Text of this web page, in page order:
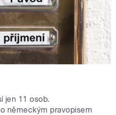
jen 11 osob.
německým pravopisem